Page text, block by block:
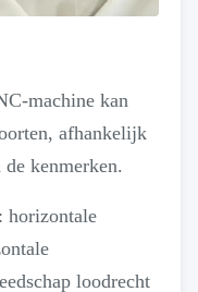
machine kan
afhankelijk
kenmerken.
horizontale
loodrecht